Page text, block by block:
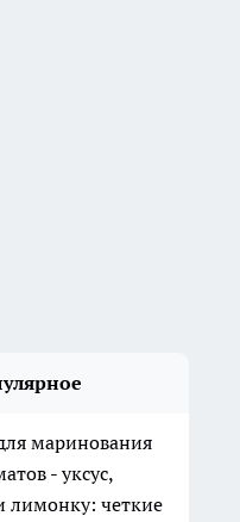
маринования
- уксус,
лимонку: четкие